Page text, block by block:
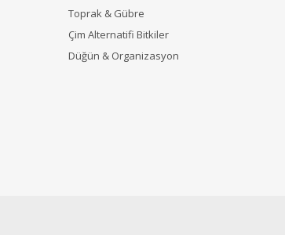
Toprak & Gübre
Çim Alternatifi Bitkiler
Düğün & Organizasyon